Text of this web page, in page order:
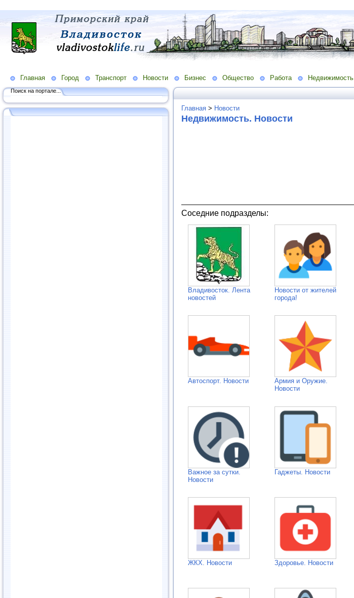
Главная Город Транспорт Новости Бизнес Общество Работа Недвижимость
Поиск на портале...
Главная > Новости
Недвижимость. Новости
Соседние подразделы:
Владивосток. Лента
новостей
Новости от жителей
города!
Автоспорт. Новости
Армия и Оружие.
Новости
Важное за сутки.
Новости
Гаджеты. Новости
ЖКХ. Новости Здоровье. Новости